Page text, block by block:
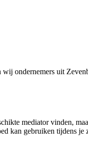
ondernemers uit
mediator vinden,
kan gebruiken tijdens je